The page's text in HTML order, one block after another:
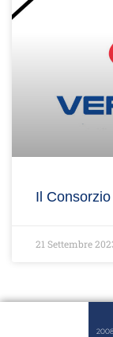
Il
21 Settembre